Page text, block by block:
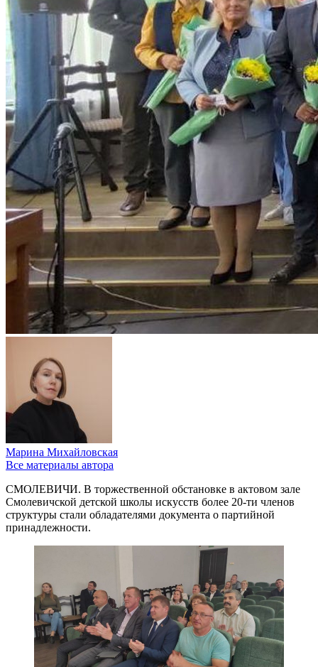
Марина Михайловская
Все материалы автора
СМОЛЕВИЧИ. В торжественной обстановке в актовом зале
Смолевичской детской школы искусств более 20-ти членов
структуры стали обладателями документа о партийной
принадлежности.